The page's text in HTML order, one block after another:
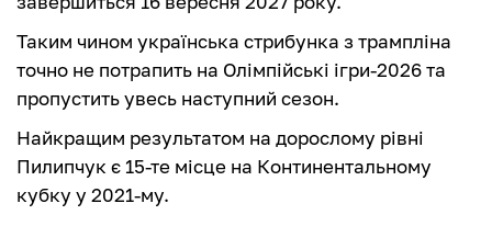
Таким чином українська стрибунка з трампліна
точно не потрапить на Олімпійські ігри-2026 та
пропустить увесь наступний сезон.
Найкращим результатом на дорослому рівні
Пилипчук є 15-те місце на Континентальному
кубку у 2021-му.